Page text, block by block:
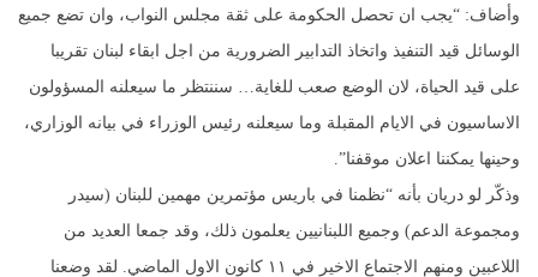
وأضاف: “يجب ان تحصل الحكومة على ثقة مجلس النواب، وان تضع جميع
الوسائل قيد التنفيذ واتخاذ التدابير الضرورية من اجل ابقاء لبنان تقريبا
على قيد الحياة، لان الوضع صعب للغاية… سننتظر ما سيعلنه المسؤولون
الاساسيون في الايام المقبلة وما سيعلنه رئيس الوزراء في بيانه الوزاري،
وحينها يمكننا اعلان موقفنا”.
وذكّر لو دريان بأنه “نظمنا في باريس مؤتمرين مهمين للبنان (سيدر
ومجموعة الدعم) وجميع اللبنانيين يعلمون ذلك، وقد جمعا العديد من
اللاعبين ومنهم الاجتماع الاخير في ١١ كانون الاول الماضي. لقد وضعنا